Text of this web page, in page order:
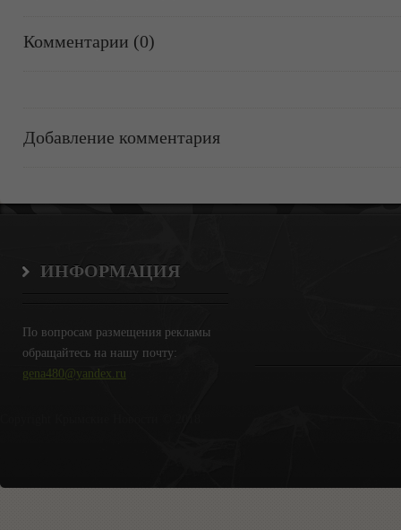
Комментарии (0)
Добавление комментария
ИНФОРМАЦИЯ
По вопросам размещения рекламы
обращайтесь на нашу почту:
gena480@yandex.ru